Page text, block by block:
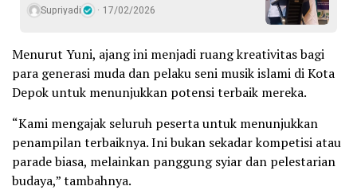
Supriyadi 17/02/2026
Menurut Yuni, ajang ini menjadi ruang kreativitas bagi
para generasi muda dan pelaku seni musik islami di Kota
Depok untuk menunjukkan potensi terbaik mereka.
“Kami mengajak seluruh peserta untuk menunjukkan
penampilan terbaiknya. Ini bukan sekadar kompetisi atau
parade biasa, melainkan panggung syiar dan pelestarian
budaya,” tambahnya.